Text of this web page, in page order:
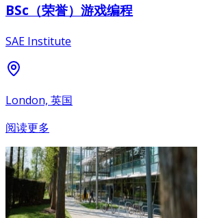
BSc（荣誉）游戏编程
SAE Institute
London, 英国
阅读更多